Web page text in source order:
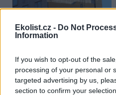
Ekolist.cz - Do Not
Information
If you wish to opt-out of the
processing of your personal or
targeted advertising by us,
section to confirm your
se to týká přibližně 1,1 milionu
nájmu. K řešení krize
centrech obcí, a zároveň
náklady. Desetina českých
než 40 % svých příjmů.